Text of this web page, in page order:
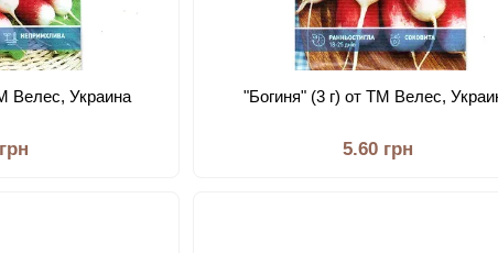
Велес, Украина "Богиня" (3 г) от ТМ Велес,
5.60 грн